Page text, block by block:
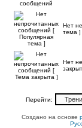
Нет
тема ]
Нет
Перейти:
Создано на основе